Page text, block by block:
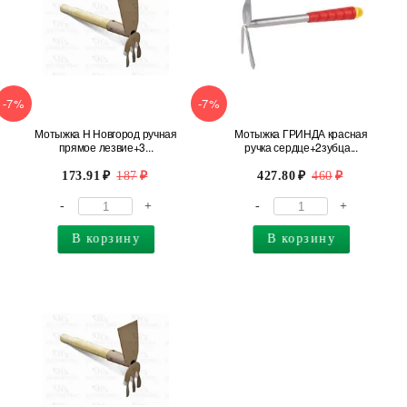
-7%
Мотыжка Н Новгород ручная
прямое лезвие+3...
173.91 187
- +
В корзину
-7%
Мотыжка ГРИНДА красная
ручка сердце+2зубца...
427.80 460
- +
В корзину